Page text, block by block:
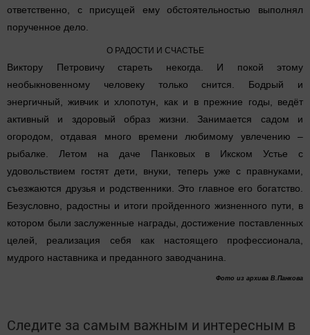
ответственно, с присущей ему обстоятельностью выполнял
порученное дело.
О РАДОСТИ И СЧАСТЬЕ
Виктору Петровичу стареть некогда. И покой этому
необыкновенному человеку только снится. Бодрый и
энергичный, живчик и хлопотун, как и в прежние годы, ведёт
активный и здоровый образ жизни. Занимается садом и
огородом, отдавая много времени любимому увлечению –
рыбалке. Летом на даче Панковых в Икском Устье с
удовольствием гостят дети, внуки, теперь уже с правнуками,
съезжаются друзья и родственники. Это главное его богатство.
Безусловно, радостны и итоги пройденного жизненного пути, в
котором были заслуженные награды, достижение поставленных
целей, реализация себя как настоящего профессионала,
мудрого наставника и преданного заводчанина.
Фото из архива В.Панкова
Следите за самым важным и интересным в